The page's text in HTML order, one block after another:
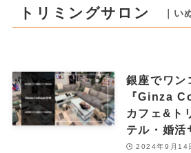
トリミングサロン ｜い
銀座でワン
『Ginza
カフェ&ト
テル・婚活
2024年9月14